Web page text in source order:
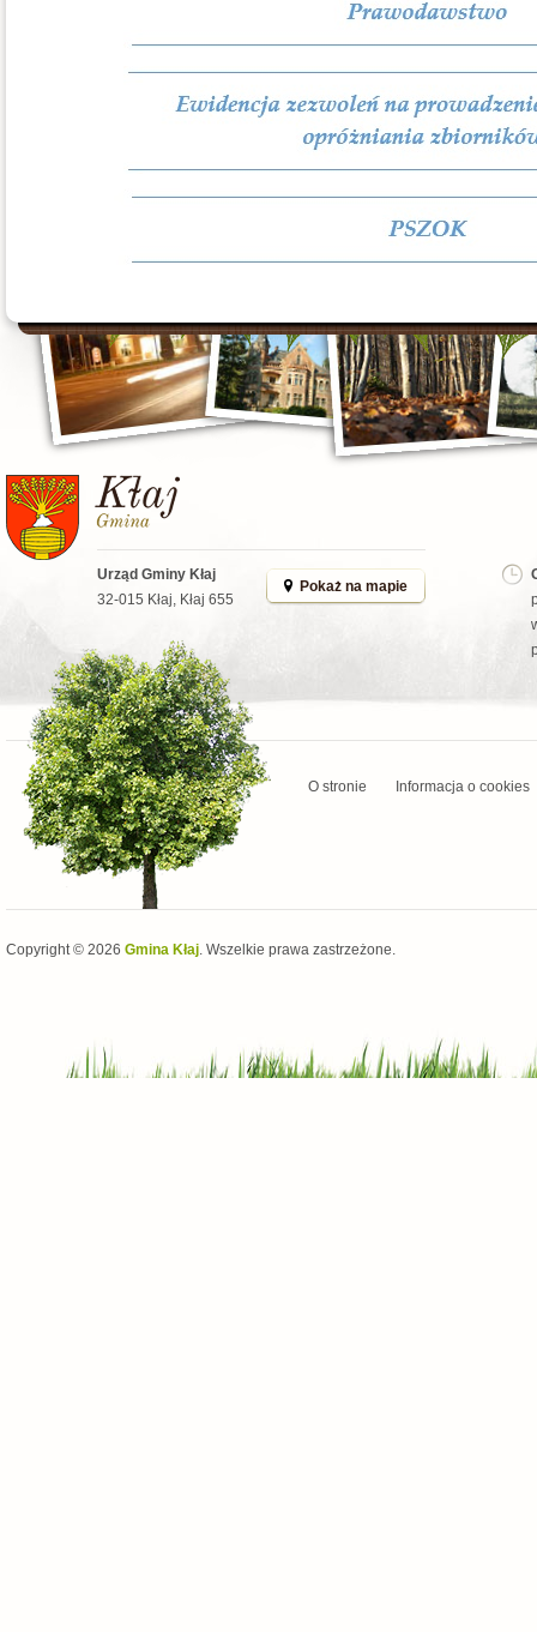
Pokaż na mapie
Urząd Gminy Kłaj
32-015 Kłaj, Kłaj 655
O stronie Informacja o cookies
Copyright © 2026 Gmina Kłaj. Wszelkie prawa zastrzeżone.